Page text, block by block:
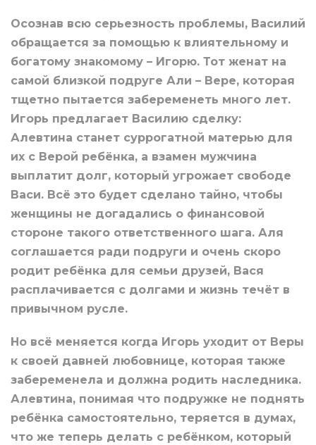
Осознав всю серьезность проблемы, Василий
обращается за помощью к влиятельному и
богатому знакомому – Игорю. Тот женат на
самой близкой подруге Али – Вере, которая
тщетно пытается забеременеть много лет.
Игорь предлагает Василию сделку:
Алевтина станет суррогатной матерью для
их с Верой ребёнка, а взамен мужчина
выплатит долг, который угрожает свободе
Васи. Всё это будет сделано тайно, чтобы
женщины не догадались о финансовой
стороне такого ответственного шага. Аля
соглашается ради подруги и очень скоро
родит ребёнка для семьи друзей, Вася
расплачивается с долгами и жизнь течёт в
привычном русле.
Но всё меняется когда Игорь уходит от Веры
к своей давней любовнице, которая также
забеременела и должна родить наследника.
Алевтина, понимая что подружке не поднять
ребёнка самостоятельно, теряется в думах,
что же теперь делать с ребёнком, который